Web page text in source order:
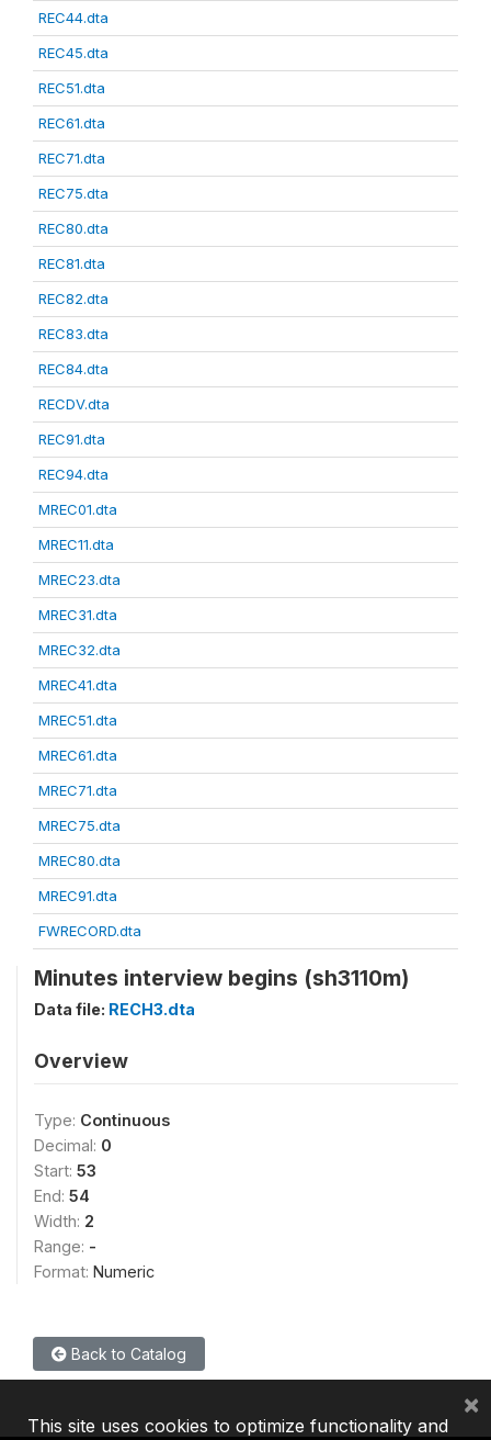
REC44.dta
REC45.dta
REC51.dta
REC61.dta
REC71.dta
REC75.dta
REC80.dta
REC81.dta
REC82.dta
REC83.dta
REC84.dta
RECDV.dta
REC91.dta
REC94.dta
MREC01.dta
MREC11.dta
MREC23.dta
MREC31.dta
MREC32.dta
MREC41.dta
MREC51.dta
MREC61.dta
MREC71.dta
MREC75.dta
MREC80.dta
MREC91.dta
FWRECORD.dta
Minutes interview begins (sh3110m)
Data file: RECH3.dta
Overview
Type: Continuous
Decimal: 0
Start: 53
End: 54
Width: 2
Range: -
Format: Numeric
Back to Catalog
This site uses cookies to optimize functionality and
×